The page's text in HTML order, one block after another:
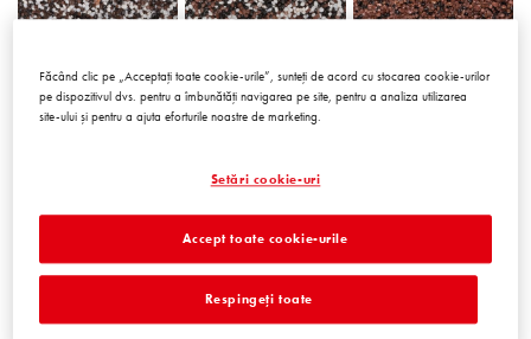
Peru3
Făcând clic pe „Acceptați toate cookie-urile”, sunteți de acord cu stocarea cookie-urilor
pe dispozitivul dvs. pentru a îmbunătăți navigarea pe site, pentru a analiza utilizarea
site-ului și pentru a ajuta eforturile noastre de marketing.
Setări cookie-uri
Respingeți toate
Accept toate cookie-urile